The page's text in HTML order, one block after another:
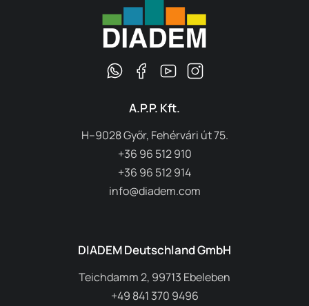
A.P.P. Kft.
H–9028 Győr, Fehérvári út 75.
+36 96 512 910
+36 96 512 914
info@diadem.com
DIADEM Deutschland GmbH
Teichdamm 2, 99713 Ebeleben
+49 841 370 9496